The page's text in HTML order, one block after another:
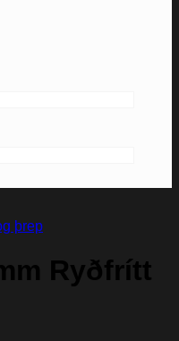
þrep
Ryðfrítt